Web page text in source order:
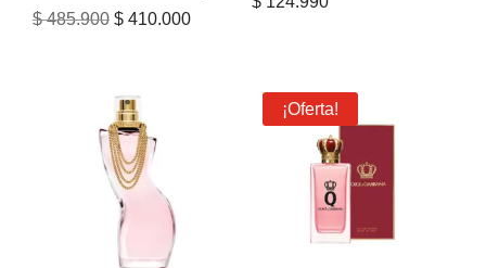
$485.900 El
era:
$ 485.900.
$ 410.000El
$ 410.000.
¡Oferta!